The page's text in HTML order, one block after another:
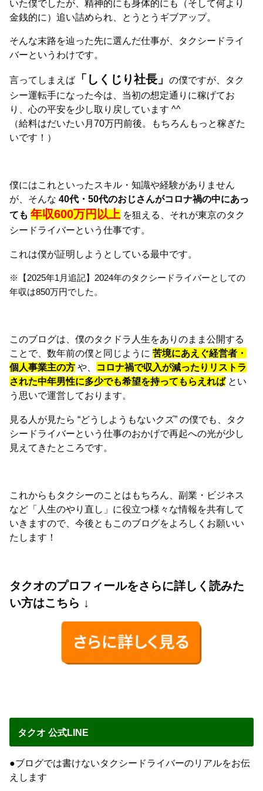
いた僕でしたが、精神的にも身体的にも（そして何より
金銭的に）追い詰められ、とうとうギブアップ。
そんな末路を辿った先に選んだ仕事が、タクシードライ
バーというわけです。
言ってしまえば 「しくじり社長」の僕ですが、タク
シー運転手になった今は、当初の想定通りに稼げてお
り、心の平安を少し取り戻しています ^^
（給料はだいたい月70万円前後。もちろんもっと稼ぎた
いです！）
僕にはこれといったスキル・知識や経験がありません
が、そんな40代・50代のおじさんがコロナ禍の中にあっ
ても 年収600万円以上 を狙える、それが東京のタク
シードライバーという仕事です。
これは僕が証明しようとしている最中です。
※【2025年1月追記】2024年のタクシードライバーとしての
年収は850万円でした。
このブログは、僕のタクドラ人生をありのまま公開する
ことで、数年前の僕と同じように苦境にあえぐ経営者・
個人事業主の方 や、 コロナ禍で収入が減ったりリストラ
された中年男性に多少でも希望を持ってもらえればとい
う思いで運営しております。
見る人が見たら “どうしようもないクズ” の僕でも、タク
シードライバーという仕事のおかげで再起への光が少し
見えてきたところです。
これからもタクシーのことはもちろん、副業・ビジネス
など「人生のやり直し」に役立つ様々な情報を共有して
いきますので、今後ともこのブログをよろしくお願いい
たします！
タクオのプロフィールをさらに詳しく読みた
い方はこちら ↓
タクオ 公式LINE
●ブログでは書けないタクシードライバーのリアルをお伝
えします